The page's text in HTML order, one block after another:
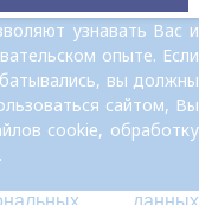
узнавать Вас и
опыте. Если
вы должны
сайтом, Вы
cookie, обработку